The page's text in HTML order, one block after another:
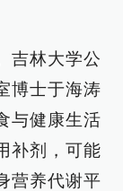
吉林大学公
博士于海涛
与健康生活
补剂，可能
营养代谢平